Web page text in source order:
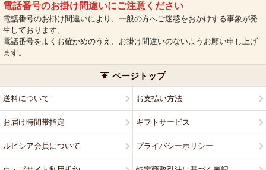
電話番号のお掛け間違いにご注意ください
電話番号のお掛け間違いにより、一般の方へご迷惑をおかけする事象が発
生しております。
電話番号をよくお確かめのうえ、お掛け間違いのないようお願い申し上げ
ます。
ページトップ
送料について お支払い方法
お届け時間帯指定 ギフトサービス
ルピシア会員について プライバシーポリシー